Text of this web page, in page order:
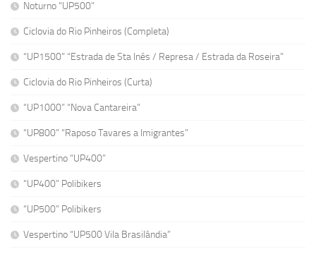
Noturno “UP500”
Ciclovia do Rio Pinheiros (Completa)
“UP1500” “Estrada de Sta Inês / Represa / Estrada da Roseira”
Ciclovia do Rio Pinheiros (Curta)
“UP1000” “Nova Cantareira”
“UP800” “Raposo Tavares a Imigrantes”
Vespertino “UP400”
“UP400” Polibikers
“UP500” Polibikers
Vespertino “UP500 Vila Brasilândia”